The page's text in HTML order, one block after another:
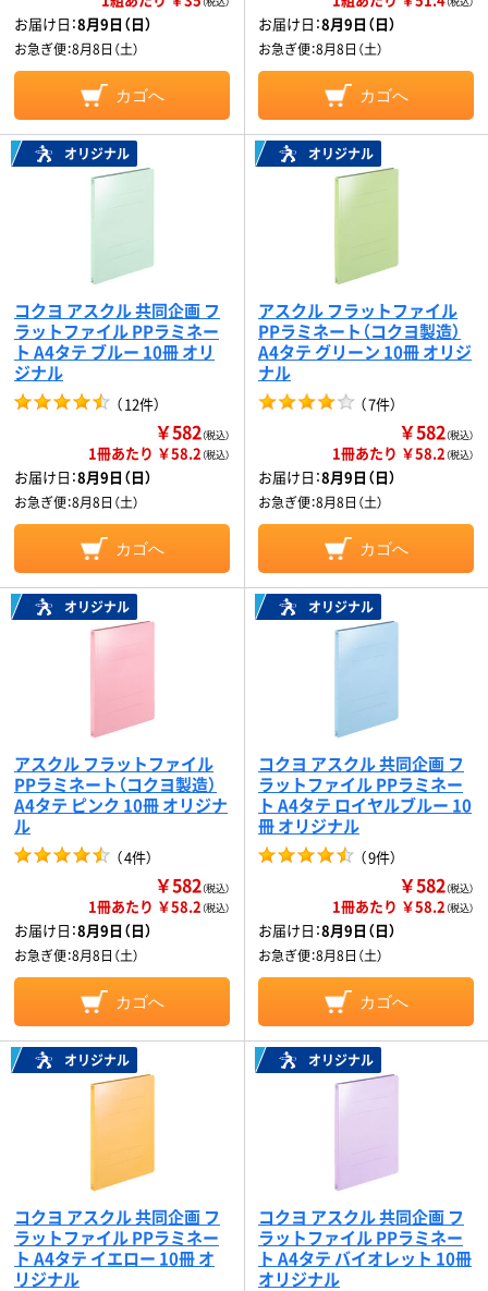
お届け日：8月9日（日）
お急ぎ便：8月8日（土）
カゴへ
お届け日：8月9日（日）
お急ぎ便：8月8日（土）
カゴへ
オリジナル
コクヨ アスクル 共同企画 フ
ラットファイル PPラミネー
ト A4タテ ブルー 10冊 オリ
ジナル
（12件）
￥582（税込）
1冊あたり ￥58.2（税込）
お届け日：8月9日（日）
お急ぎ便：8月8日（土）
カゴへ
オリジナル
アスクル フラットファイル
PPラミネート（コクヨ製造）
A4タテ グリーン 10冊 オリジ
ナル
（7件）
￥582（税込）
1冊あたり ￥58.2（税込）
お届け日：8月9日（日）
お急ぎ便：8月8日（土）
カゴへ
オリジナル
アスクル フラットファイル
PPラミネート（コクヨ製造）
A4タテ ピンク 10冊 オリジナ
ル
（4件）
￥582（税込）
1冊あたり ￥58.2（税込）
お届け日：8月9日（日）
お急ぎ便：8月8日（土）
カゴへ
オリジナル
コクヨ アスクル 共同企画 フ
ラットファイル PPラミネー
ト A4タテ ロイヤルブルー 10
冊 オリジナル
（9件）
￥582（税込）
1冊あたり ￥58.2（税込）
お届け日：8月9日（日）
お急ぎ便：8月8日（土）
カゴへ
オリジナル
コクヨ アスクル 共同企画 フ
ラットファイル PPラミネー
ト A4タテ イエロー 10冊 オ
リジナル
オリジナル
コクヨ アスクル 共同企画 フ
ラットファイル PPラミネー
ト A4タテ バイオレット 10冊
オリジナル